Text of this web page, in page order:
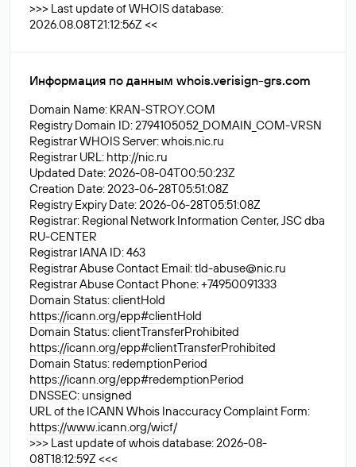
>>> Last update of WHOIS database:
2026.08.08T21:12:56Z <<
Информация по данным whois.verisign-grs.com
Domain Name: KRAN-STROY.COM
Registry Domain ID: 2794105052_DOMAIN_COM-VRSN
Registrar WHOIS Server: whois.nic.ru
Registrar URL: http://nic.ru
Updated Date: 2026-08-04T00:50:23Z
Creation Date: 2023-06-28T05:51:08Z
Registry Expiry Date: 2026-06-28T05:51:08Z
Registrar: Regional Network Information Center, JSC dba
RU-CENTER
Registrar IANA ID: 463
Registrar Abuse Contact Email:tld-abuse@nic.ru
Registrar Abuse Contact Phone: +74950091333
Domain Status: clientHold
https://icann.org/epp#clientHold
Domain Status: clientTransferProhibited
https://icann.org/epp#clientTransferProhibited
Domain Status: redemptionPeriod
https://icann.org/epp#redemptionPeriod
DNSSEC: unsigned
URL of the ICANN Whois Inaccuracy Complaint Form:
https://www.icann.org/wicf/
>>> Last update of whois database: 2026-08-
08T18:12:59Z <<<